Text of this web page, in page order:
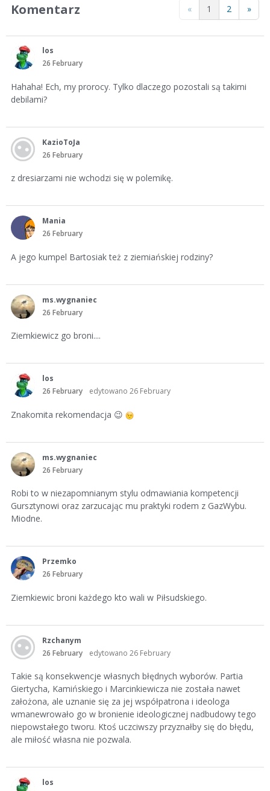
« 1 2 »
Komentarz
los
26 February
Hahaha! Ech, my prorocy. Tylko dlaczego pozostali są takimi
debilami?
KazioToJa
26 February
z dresiarzami nie wchodzi się w polemikę.
Mania
26 February
A jego kumpel Bartosiak też z ziemiańskiej rodziny?
ms.wygnaniec
26 February
Ziemkiewicz go broni....
los
26 February
edytowano 26 February
Znakomita rekomendacja 😉
ms.wygnaniec
26 February
Robi to w niezapomnianym stylu odmawiania kompetencji
Gursztynowi oraz zarzucając mu praktyki rodem z GazWybu.
Miodne.
Przemko
26 February
Ziemkiewic broni każdego kto wali w Piłsudskiego.
Rzchanym
26 February
edytowano 26 February
Takie są konsekwencje własnych błędnych wyborów. Partia
Giertycha, Kamińskiego i Marcinkiewicza nie została nawet
założona, ale uznanie się za jej współpatrona i ideologa
wmanewrowało go w bronienie ideologicznej nadbudowy tego
niepowstałego tworu. Ktoś uczciwszy przyznałby się do błędu,
ale miłość własna nie pozwala.
los